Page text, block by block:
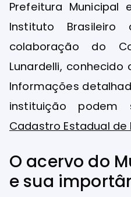
Prefeitura Municipal
Instituto
colaboração do
Lunardelli, conhecido
Informações
instituição podem
Cadastro Estadual de
O acervo do
e sua